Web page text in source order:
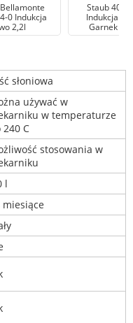
0 Indukcja
2,2l
Staub
Indukcja
Garnek
słoniowa
używać w
w temperaturze
240 C
stosowania w
l
miesiące